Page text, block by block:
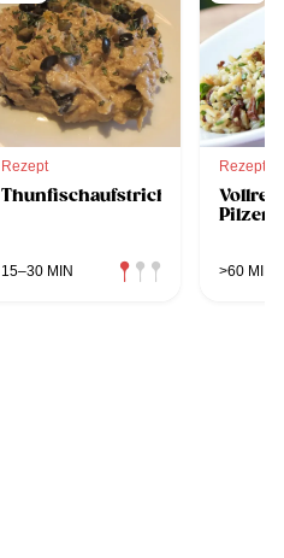
Rezept
Thunfischaufstrich
15–30 MIN
Rezept
Pilzen
>60 MIN